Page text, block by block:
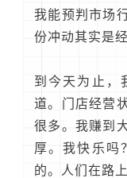
我能预判市场
份冲动其实是
到今天为止，
道。门店经营
很多。我赚到
厚。我快乐吗
的。人们在路